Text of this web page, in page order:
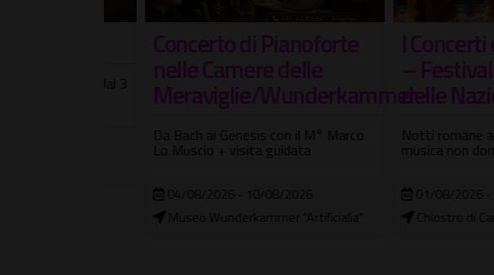
Concerto di Pianoforte
nelle Camere delle
Meraviglie/Wunderkammer
Da Bach ai Genesis con il M° Marco
Lo Muscio + visita guidata
04/08/2026 - 10/08/2026
Museo Wunderkammer "Artificialia"
I Concerti
– Festival
delle Nazioni
Notti romane al
musica non dorme mai
01/08/2026 - 27/09/
Chiostro di Campitelli